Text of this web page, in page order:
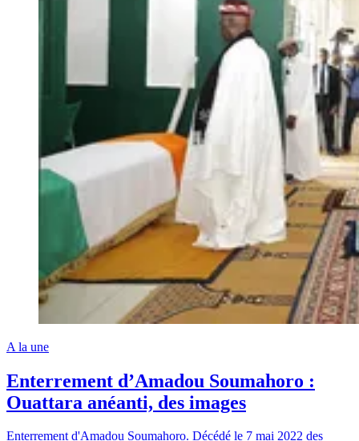
A la une
Enterrement d’Amadou Soumahoro :
Ouattara anéanti, des images
Enterrement d'Amadou Soumahoro. Décédé le 7 mai 2022 des